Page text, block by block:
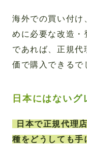
海外での買い付け
めに必要な改造・
であれば、正規代
価で購入できるで
日本にはないグ
日本で正規代理
種をどうしても手